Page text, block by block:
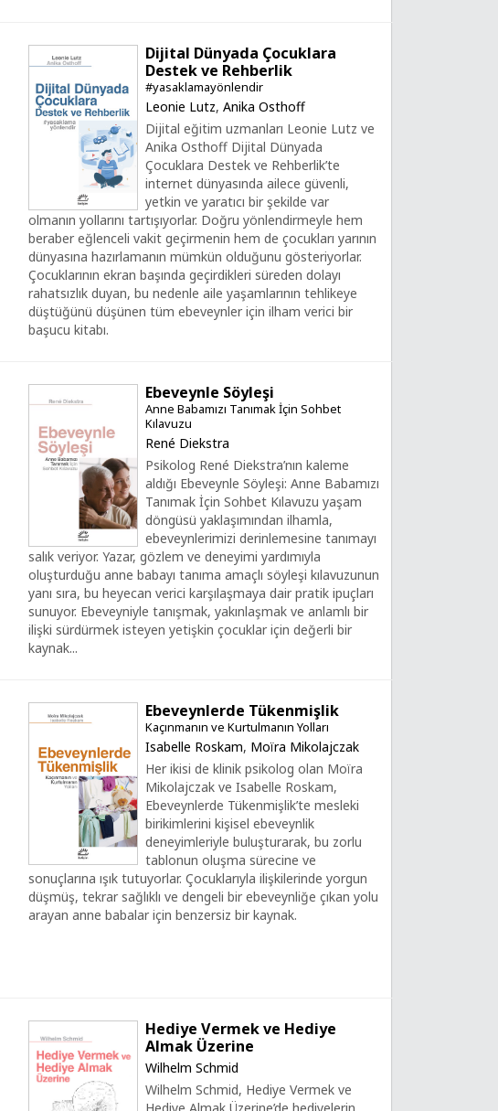
Dijital Dünyada Çocuklara
Destek ve Rehberlik
#yasaklamayönlendir
Leonie Lutz, Anika Osthoff
Dijital eğitim uzmanları Leonie Lutz ve
Anika Osthoff Dijital Dünyada
Çocuklara Destek ve Rehberlik’te
internet dünyasında ailece güvenli,
yetkin ve yaratıcı bir şekilde var
olmanın yollarını tartışıyorlar. Doğru yönlendirmeyle hem
beraber eğlenceli vakit geçirmenin hem de çocukları yarının
dünyasına hazırlamanın mümkün olduğunu gösteriyorlar.
Çocuklarının ekran başında geçirdikleri süreden dolayı
rahatsızlık duyan, bu nedenle aile yaşamlarının tehlikeye
düştüğünü düşünen tüm ebeveynler için ilham verici bir
başucu kitabı.
Ebeveynle Söyleşi
Anne Babamızı Tanımak İçin Sohbet
Kılavuzu
René Diekstra
Psikolog René Diekstra’nın kaleme
aldığı Ebeveynle Söyleşi: Anne Babamızı
Tanımak İçin Sohbet Kılavuzu yaşam
döngüsü yaklaşımından ilhamla,
ebeveynlerimizi derinlemesine tanımayı
salık veriyor. Yazar, gözlem ve deneyimi yardımıyla
oluşturduğu anne babayı tanıma amaçlı söyleşi kılavuzunun
yanı sıra, bu heyecan verici karşılaşmaya dair pratik ipuçları
sunuyor. Ebeveyniyle tanışmak, yakınlaşmak ve anlamlı bir
ilişki sürdürmek isteyen yetişkin çocuklar için değerli bir
kaynak...
Ebeveynlerde Tükenmişlik
Kaçınmanın ve Kurtulmanın Yolları
Isabelle Roskam, Moïra Mikolajczak
Her ikisi de klinik psikolog olan Moïra
Mikolajczak ve Isabelle Roskam,
Ebeveynlerde Tükenmişlik’te mesleki
birikimlerini kişisel ebeveynlik
deneyimleriyle buluşturarak, bu zorlu
tablonun oluşma sürecine ve
sonuçlarına ışık tutuyorlar. Çocuklarıyla ilişkilerinde yorgun
düşmüş, tekrar sağlıklı ve dengeli bir ebeveynliğe çıkan yolu
arayan anne babalar için benzersiz bir kaynak.
Hediye Vermek ve Hediye
Almak Üzerine
Wilhelm Schmid
Wilhelm Schmid, Hediye Vermek ve